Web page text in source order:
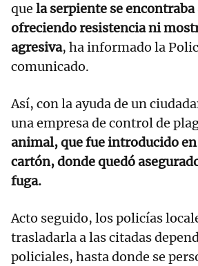
que la serpiente se
ofreciendo resistencia ni
agresiva, ha informado la
comunicado.
Así, con la ayuda de un
una empresa de control de
animal, que fue introducido en
cartón, donde quedó
fuga.
Acto seguido, los policías
trasladarla a las citadas
policiales, hasta donde se